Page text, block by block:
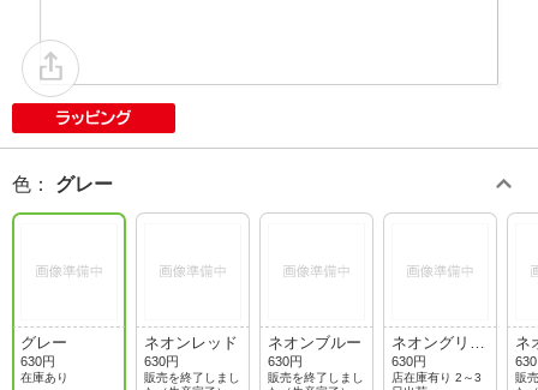
色 ： グレー
グレー
630円
在庫あり
ネオンレッド
630円
販売を終了しまし
ネオンブルー
630円
販売を終了しまし
ネオングリー
ン
630円
店在庫有り 2～3
ネ
ー
販